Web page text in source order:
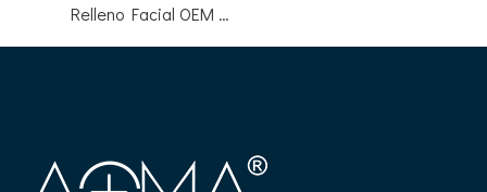
Relleno Facial OEM de 1 mL para Aumento de Pómulos - Proveedor ODM